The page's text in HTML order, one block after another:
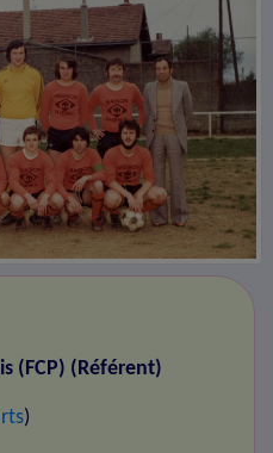
(FCP) (Référent)
)